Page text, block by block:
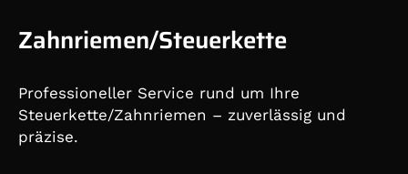
Zahnriemen/Steuerkette
Professioneller Service rund um Ihre
Steuerkette/Zahnriemen – zuverlässig und
präzise.